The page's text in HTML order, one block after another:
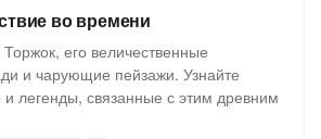
во времени
его величественные
и чарующие пейзажи. Узнайте
легенды, связанные с этим древним